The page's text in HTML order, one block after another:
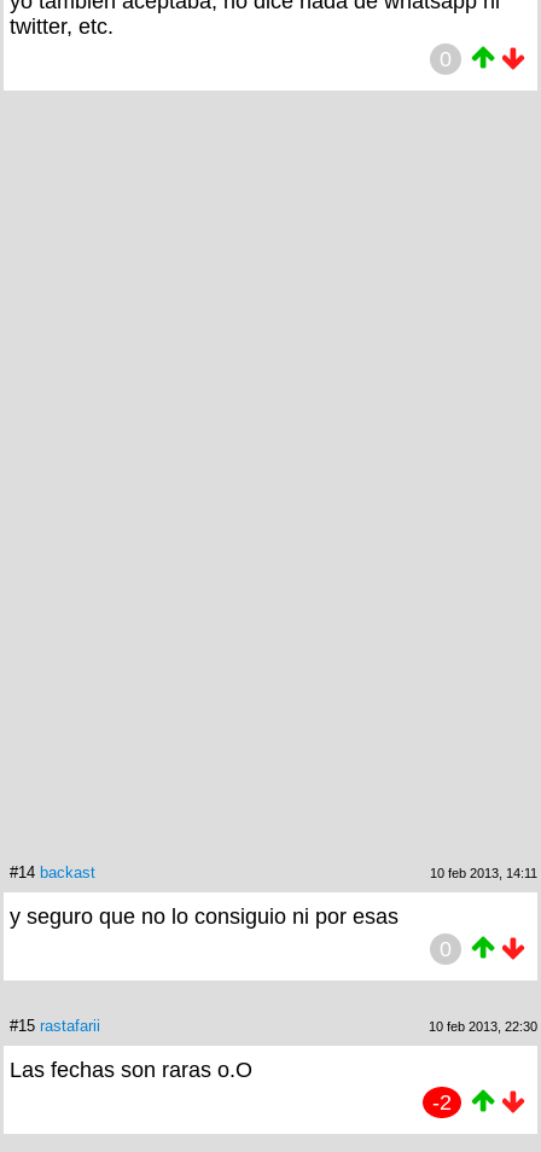
twitter, etc.
0
#14 backast 10 feb 2013, 14:11
y seguro que no lo consiguio ni por esas
0
#15 rastafarii 10 feb 2013, 22:30
Las fechas son raras o.O
-2